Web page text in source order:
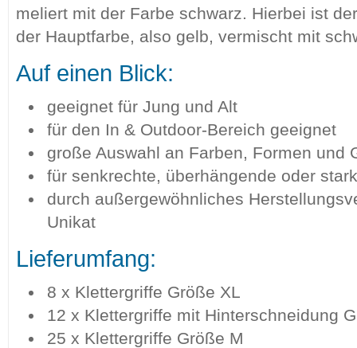
meliert mit der Farbe schwarz. Hierbei ist
der Hauptfarbe, also gelb, vermischt mit
Auf einen Blick:
geeignet für Jung und Alt
für den In & Outdoor-Bereich geeignet
große Auswahl an Farben, Formen und
für senkrechte, überhängende oder
durch außergewöhnliches
Unikat
Lieferumfang:
8 x Klettergriffe Größe XL
12 x Klettergriffe mit Hinterschneidung
25 x Klettergriffe Größe M